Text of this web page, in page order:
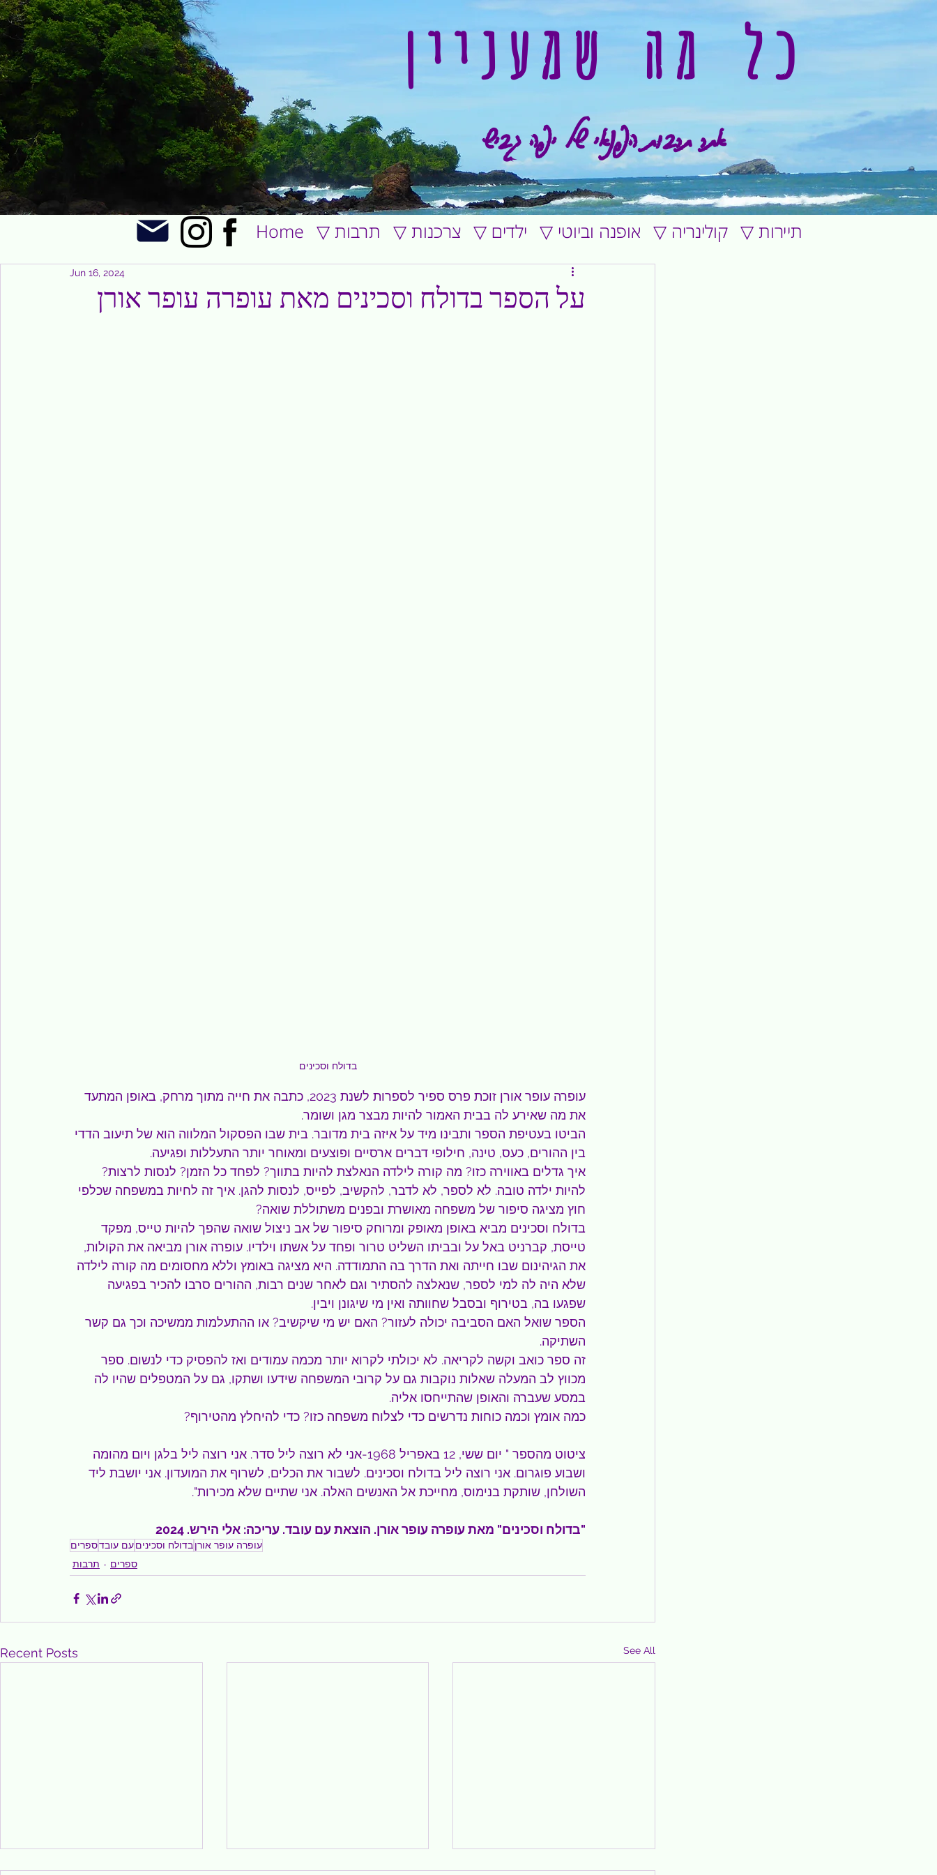
כל מה שמעניין
אתר תרבות הפנאי של יפה גביש
Home ▽ תרבות ▽ צרכנות ▽ ילדים ▽ אופנה וביוטי ▽ קולינריה ▽ תיירות
על הספר בדולח וסכינים מאת עופרה עופר אורן
Jun 16, 2024
בדולח וסכינים
עופרה עופר אורן זוכת פרס ספיר לספרות לשנת 2023, כתבה את חייה מתוך מרחק, באופן המתעד
את מה שאירע לה בבית האמור להיות מבצר מגן ושומר.
הביטו בעטיפת הספר ותבינו מיד על איזה בית מדובר. בית שבו הפסקול המלווה הוא של תיעוב הדדי
בין ההורים, כעס, טינה, חילופי דברים ארסיים ופוצעים ומאוחר יותר התעללות ופגיעה.
איך גדלים באווירה כזו? מה קורה לילדה הנאלצת להיות בתווך? לפחד כל הזמן? לנסות לרצות?
להיות ילדה טובה. לא לספר, לא לדבר, להקשיב, לפייס, לנסות להגן. איך זה לחיות במשפחה שכלפי
חוץ מציגה סיפור של משפחה מאושרת ובפנים משתוללת שואה?
בדולח וסכינים מביא באופן מאופק ומרוחק סיפור של אב ניצול שואה שהפך להיות טייס, מפקד
טייסת, קברניט באל על ובביתו השליט טרור ופחד על אשתו וילדיו. עופרה אורן מביאה את הקולות,
את הגיהינום שבו חייתה ואת הדרך בה התמודדה. היא מציגה באומץ וללא מחסומים מה קורה לילדה
שלא היה לה למי לספר, שנאלצה להסתיר וגם לאחר שנים רבות, ההורים סרבו להכיר בפגיעה
שפגעו בה, בטירוף ובסבל שחוותה ואין מי שיגונן ויבין.
הספר שואל האם הסביבה יכולה לעזור? האם יש מי שיקשיב? או ההתעלמות ממשיכה וכך גם קשר
השתיקה.
זה ספר כואב וקשה לקריאה. לא יכולתי לקרוא יותר מכמה עמודים ואז להפסיק כדי לנשום. ספר
מכווץ לב המעלה שאלות נוקבות גם על קרובי המשפחה שידעו ושתקו, גם על המטפלים שהיו לה
במסע שעברה והאופן שהתייחסו אליה.
כמה אומץ וכמה כוחות נדרשים כדי לצלוח משפחה כזו? כדי להיחלץ מהטירוף?
ציטוט מהספר " יום ששי, 12 באפריל 1968-אני לא רוצה ליל סדר. אני רוצה ליל בלגן ויום מהומה
ושבוע פוגרום. אני רוצה ליל בדולח וסכינים. לשבור את הכלים, לשרוף את המועדון. אני יושבת ליד
השולחן, שותקת בנימוס, מחייכת אל האנשים האלה. אני שתיים שלא מכירות".
"בדולח וסכינים" מאת עופרה עופר אורן. הוצאת עם עובד. עריכה: אלי הירש. 2024
ספריםעם עובדבדולח וסכיניםעופרה עופר אורן
תרבות
ספרים
Recent Posts See All